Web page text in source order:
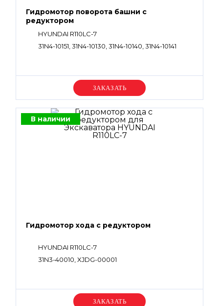
Гидромотор поворота башни с
редуктором
HYUNDAI R110LC-7
31N4-10151, 31N4-10130, 31N4-10140, 31N4-10141
Уточняйте цену
В наличии
Гидромотор хода с редуктором
HYUNDAI R110LC-7
31N3-40010, XJDG-00001
Уточняйте цену